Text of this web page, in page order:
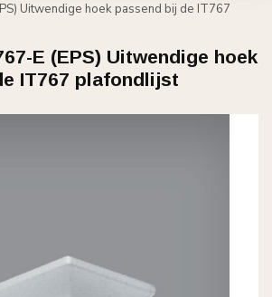
Uitwendige hoek passend bij de IT767
E (EPS) Uitwendige hoek
IT767 plafondlijst